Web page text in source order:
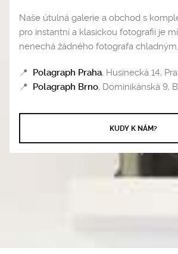
Naše útulná galerie a obchod s
pro instantní a klasickou fotografii je
nenechá žádného fotografa chladným.
📍 Polagraph Praha, Husinecká 14,
📍 Polagraph Brno, Dominikánská 9,
KUDY K NÁM?